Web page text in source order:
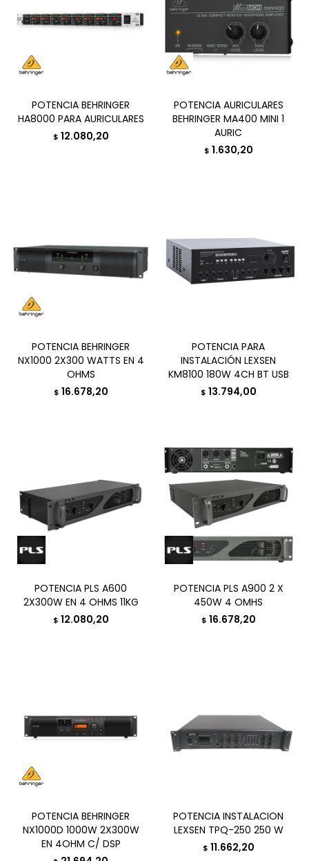
POTENCIA BEHRINGER
HA8000 PARA AURICULARES
$ 12.080,20
POTENCIA AURICULARES
BEHRINGER MA400 MINI 1
AURIC
$ 1.630,20
POTENCIA BEHRINGER
NX1000 2X300 WATTS EN 4
OHMS
$ 16.678,20
POTENCIA PARA
INSTALACIÓN LEXSEN
KM8100 180W 4CH BT USB
$ 13.794,00
POTENCIA PLS A600
2X300W EN 4 OHMS 11KG
$ 12.080,20
POTENCIA PLS A900 2 X
450W 4 OMHS
$ 16.678,20
POTENCIA BEHRINGER
NX1000D 1000W 2X300W
EN 4OHM C/ DSP
POTENCIA INSTALACION
LEXSEN TPQ-250 250 W
$ 11.662,20